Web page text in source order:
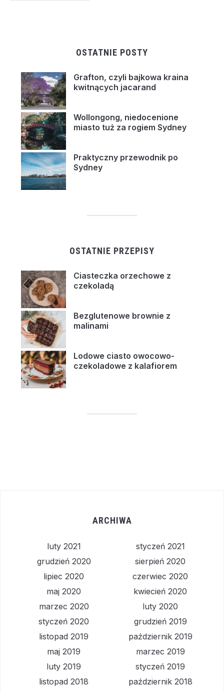
OSTATNIE POSTY
Grafton, czyli bajkowa kraina
kwitnących jacarand
Wollongong, niedocenione
miasto tuż za rogiem Sydney
Praktyczny przewodnik po
Sydney
OSTATNIE PRZEPISY
Ciasteczka orzechowe z
czekoladą
Bezglutenowe brownie z
malinami
Lodowe ciasto owocowo-
czekoladowe z kalafiorem
ARCHIWA
luty 2021
styczeń 2021
grudzień 2020
sierpień 2020
lipiec 2020
czerwiec 2020
maj 2020
kwiecień 2020
marzec 2020
luty 2020
styczeń 2020
grudzień 2019
listopad 2019
październik 2019
maj 2019
marzec 2019
luty 2019
styczeń 2019
listopad 2018
październik 2018